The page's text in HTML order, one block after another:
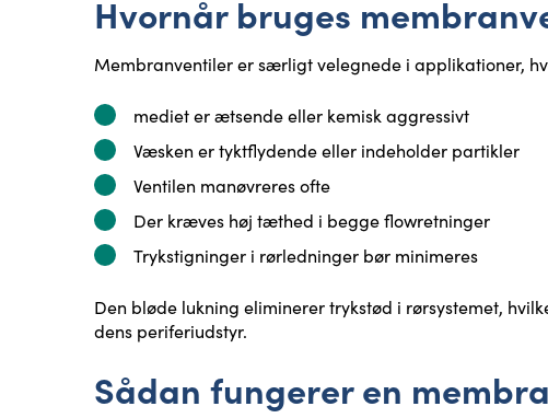
Hvornår bruges
Membranventiler er særligt velegnede i applikationer,
mediet er ætsende eller kemisk aggressivt
Væsken er tyktflydende eller indeholder partikler
Ventilen manøvreres ofte
Der kræves høj tæthed i begge flowretninger
Trykstigninger i rørledninger bør minimeres
Den bløde lukning eliminerer trykstød i rørsystemet,
dens periferiudstyr.
Sådan fungerer en